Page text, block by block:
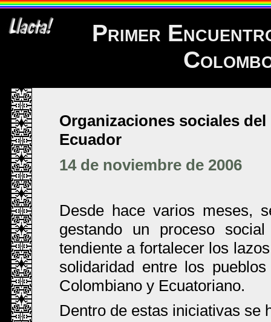
Primer
Organizaciones sociales
Ecuador
14 de noviembre de 2006
Desde hace varios meses,
gestando un proceso social
tendiente a fortalecer los
solidaridad entre los
Colombiano y Ecuatoriano.
Dentro de estas iniciativas se